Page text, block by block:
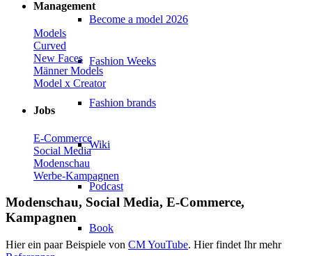
Become a model 2026
Fashion Weeks
Fashion brands
Wiki
Podcast
Book
Management
Models
Curved
New Faces
Männer Models
Model x Creator
Jobs
E-Commerce
Social Media
Modenschau
Werbe-Kampagnen
Modenschau, Social Media, E-Commerce,
Kampagnen
Hier ein paar Beispiele von CM YouTube. Hier findet Ihr mehr